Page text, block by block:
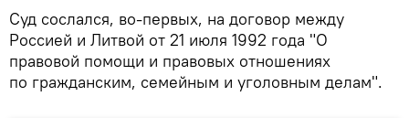
Суд сослался, во-первых, на договор между
Россией и Литвой от 21 июля 1992 года "О
правовой помощи и правовых отношениях
по гражданским, семейным и уголовным делам".